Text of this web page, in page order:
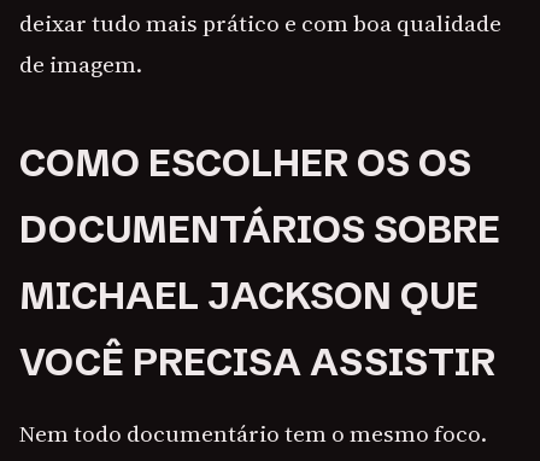
deixar tudo mais prático e com boa qualidade
de imagem.
COMO ESCOLHER OS OS
DOCUMENTÁRIOS SOBRE
MICHAEL JACKSON QUE
VOCÊ PRECISA ASSISTIR
Nem todo documentário tem o mesmo foco.